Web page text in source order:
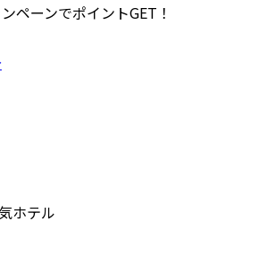
ペーンでポイントGET！
ホテル